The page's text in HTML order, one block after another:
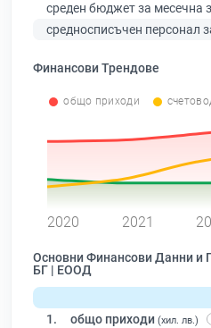
среден бюджет за месечна
средносписъчен персонал
Финансови Трендове
общо приходи
2020 2021
Основни Финансови Данни и
БГ | ЕООД
1. общо приходи (хил. лв.)